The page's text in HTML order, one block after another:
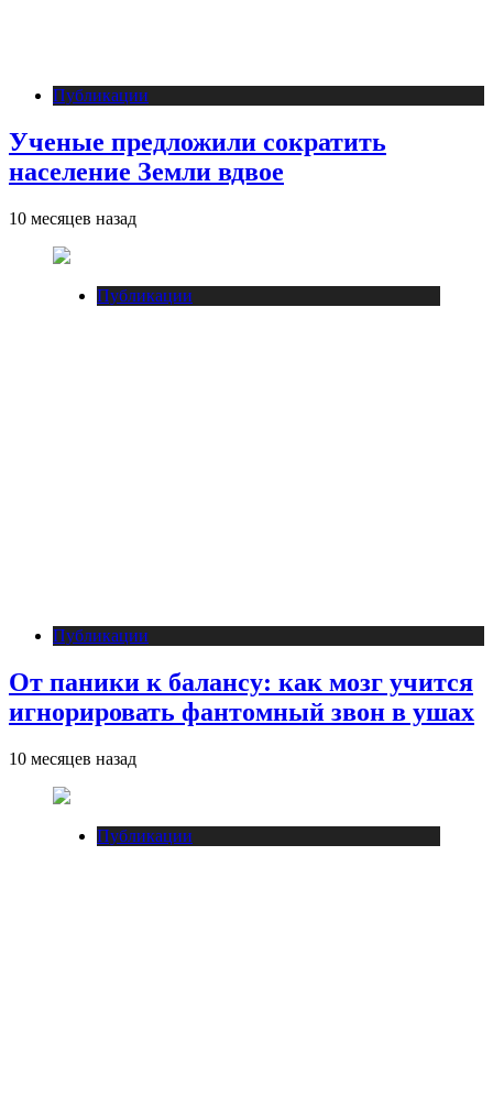
Публикации
Ученые предложили сократить
население Земли вдвое
10 месяцев назад
Публикации
Публикации
От паники к балансу: как мозг учится
игнорировать фантомный звон в ушах
10 месяцев назад
Публикации